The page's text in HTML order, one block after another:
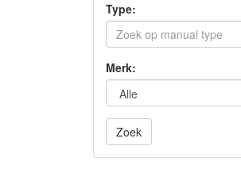
Type:
Merk:
Zoek